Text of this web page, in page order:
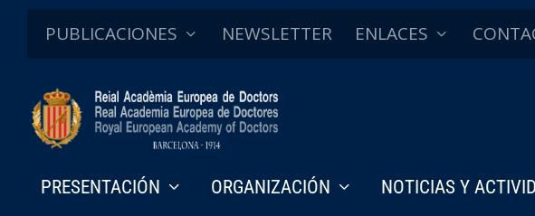
PUBLICACIONES NEWSLETTER ENLACES
PRESENTACIÓN ORGANIZACIÓN NOTICIAS Y